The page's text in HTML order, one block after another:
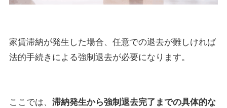
家賃滞納が発生した場合、任意での退去が難しければ
法的手続きによる強制退去が必要になります。
ここでは、 滞納発生から強制退去完了までの具体的な